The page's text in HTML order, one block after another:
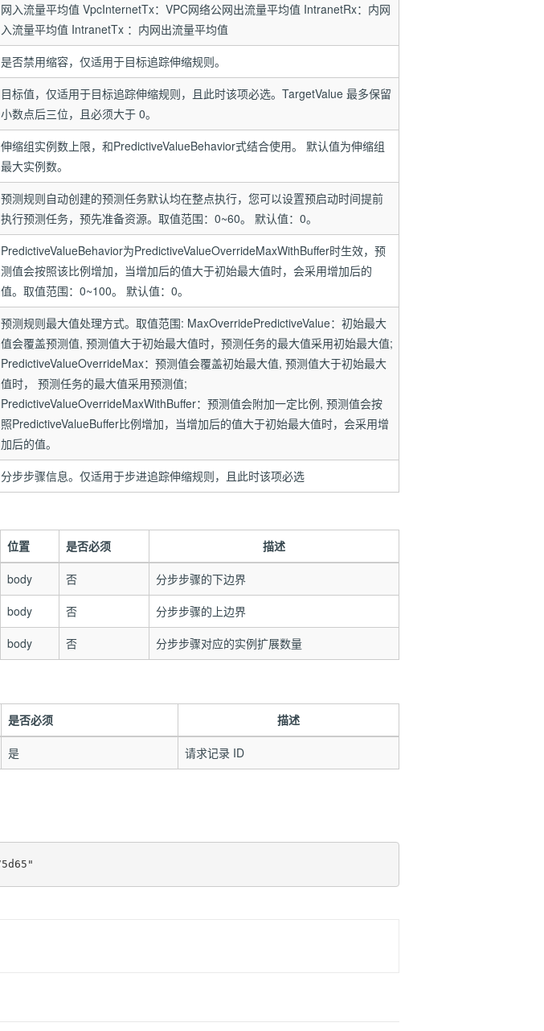
网入流量平均值 VpcInternetTx：VPC网络公网出流量平均值 IntranetRx：内网
入流量平均值 IntranetTx ：内网出流量平均值
是否禁用缩容，仅适用于目标追踪伸缩规则。
目标值，仅适用于目标追踪伸缩规则，且此时该项必选。TargetValue 最多保留
小数点后三位，且必须大于 0。
伸缩组实例数上限，和PredictiveValueBehavior式结合使用。 默认值为伸缩组
最大实例数。
预测规则自动创建的预测任务默认均在整点执行，您可以设置预启动时间提前
执行预测任务，预先准备资源。取值范围：0~60。 默认值：0。
PredictiveValueBehavior为PredictiveValueOverrideMaxWithBuffer时生效，预
测值会按照该比例增加，当增加后的值大于初始最大值时，会采用增加后的
值。取值范围：0~100。 默认值：0。
预测规则最大值处理方式。取值范围: MaxOverridePredictiveValue：初始最大
值会覆盖预测值, 预测值大于初始最大值时，预测任务的最大值采用初始最大值;
PredictiveValueOverrideMax：预测值会覆盖初始最大值, 预测值大于初始最大
值时， 预测任务的最大值采用预测值;
PredictiveValueOverrideMaxWithBuffer：预测值会附加一定比例, 预测值会按
照PredictiveValueBuffer比例增加，当增加后的值大于初始最大值时，会采用增
加后的值。
分步步骤信息。仅适用于步进追踪伸缩规则，且此时该项必选
位置 是否必须 描述
body 否
分步步骤的下边界
body 否
分步步骤的上边界
body 否 分步步骤对应的实例扩展数量
是否必须 描述
是 请求记录 ID